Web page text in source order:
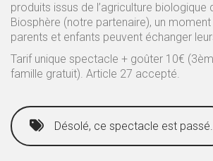
produits issus de l’agriculture biologique
Biosphère (notre partenaire), un
parents et enfants peuvent échanger
Tarif unique spectacle + goûter 10€
famille gratuit). Article 27 accepté.
Désolé, ce spectacle est passé.